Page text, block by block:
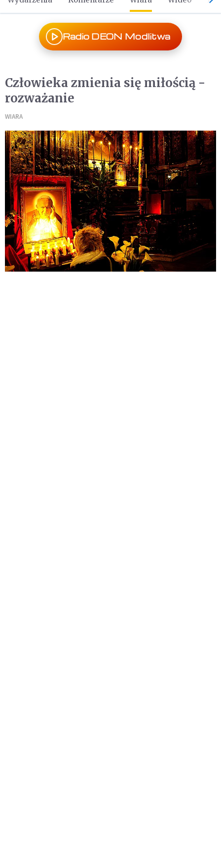
Radio DEON Modlitwa
Człowieka zmienia się miłością -
rozważanie
WIARA